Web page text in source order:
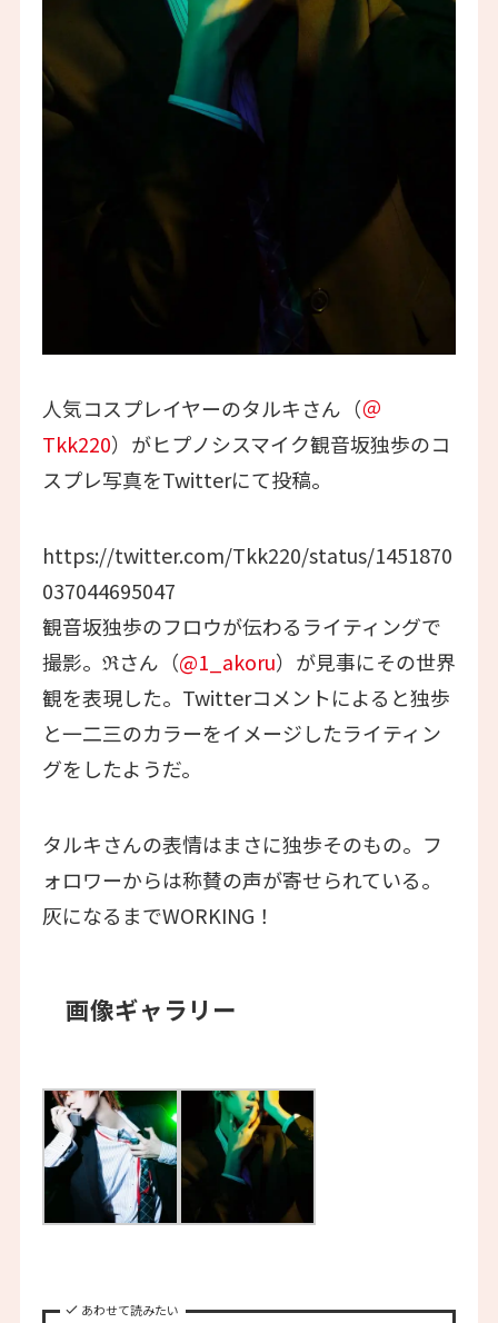
人気コスプレイヤーのタルキさん（＠
Tkk220）がヒプノシスマイク観音坂独歩のコ
スプレ写真をTwitterにて投稿。
https://twitter.com/Tkk220/status/1451870
037044695047
観音坂独歩のフロウが伝わるライティングで
撮影。ℜさん（@1_akoru）が見事にその世界
観を表現した。Twitterコメントによると独歩
と一二三のカラーをイメージしたライティン
グをしたようだ。
タルキさんの表情はまさに独歩そのもの。フ
ォロワーからは称賛の声が寄せられている。
灰になるまでWORKING！
画像ギャラリー
あわせて読みたい